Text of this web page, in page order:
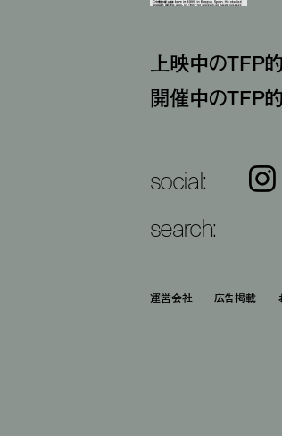
上映中のTFP
開催中のTFP
social: Instagram
search:
運営会社 広告掲載